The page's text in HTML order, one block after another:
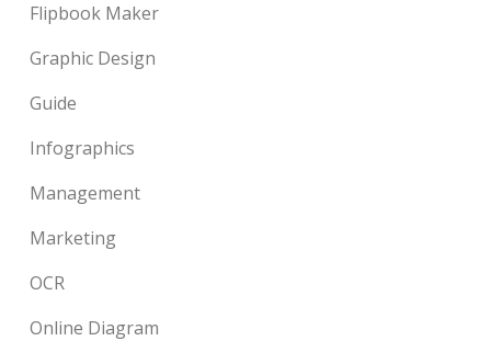
Flipbook Maker
Graphic Design
Guide
Infographics
Management
Marketing
OCR
Online Diagram